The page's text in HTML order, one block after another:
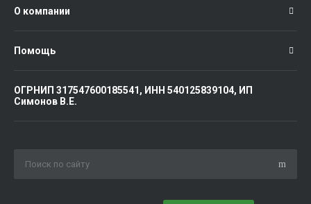
О компании
Помощь
ОГРНИП 317547600185541, ИНН 540125839104, ИП
Симонов В.Е.